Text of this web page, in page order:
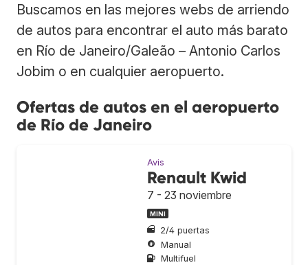
Buscamos en las mejores webs de arriendo
de autos para encontrar el auto más barato
en Río de Janeiro/Galeão – Antonio Carlos
Jobim o en cualquier aeropuerto.
Ofertas de autos en el aeropuerto
de Río de Janeiro
Avis
Renault Kwid
7 - 23 noviembre
MINI
2/4 puertas
Manual
Multifuel